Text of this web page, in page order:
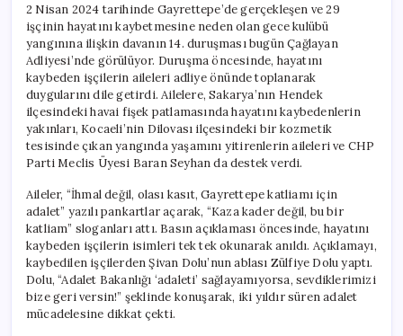
Tepki:
“Bilirkişi
Raporu
Hukuki
Bir
Maskedir”
için
2 Nisan 2024 tarihinde Gayrettepe’de gerçekleşen ve 29
işçinin hayatını kaybetmesine neden olan gece kulübü
yangınına ilişkin davanın 14. duruşması bugün Çağlayan
Adliyesi’nde görülüyor. Duruşma öncesinde, hayatını
kaybeden işçilerin aileleri adliye önünde toplanarak
duygularını dile getirdi. Ailelere, Sakarya’nın Hendek
ilçesindeki havai fişek patlamasında hayatını kaybedenlerin
yakınları, Kocaeli’nin Dilovası ilçesindeki bir kozmetik
tesisinde çıkan yangında yaşamını yitirenlerin aileleri ve CHP
Parti Meclis Üyesi Baran Seyhan da destek verdi.
Aileler, “İhmal değil, olası kasıt, Gayrettepe katliamı için
adalet” yazılı pankartlar açarak, “Kaza kader değil, bu bir
katliam” sloganları attı. Basın açıklaması öncesinde, hayatını
kaybeden işçilerin isimleri tek tek okunarak anıldı. Açıklamayı,
kaybedilen işçilerden Şivan Dolu’nun ablası Zülfiye Dolu yaptı.
Dolu, “Adalet Bakanlığı ‘adaleti’ sağlayamıyorsa, sevdiklerimizi
bize geri versin!” şeklinde konuşarak, iki yıldır süren adalet
mücadelesine dikkat çekti.